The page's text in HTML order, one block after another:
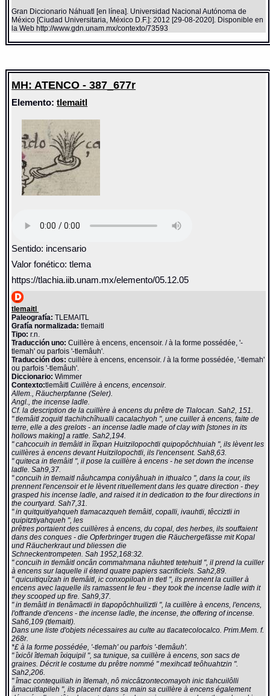
Gran Diccionario Náhuatl [en línea]. Universidad Nacional Autónoma de
México [Ciudad Universitaria, México D.F.]: 2012 [29-08-2020]. Disponible en
la Web http://www.gdn.unam.mx/contexto/73593
MH: ATENCO - 387_677r
Elemento:tlemaitl
Sentido: incensario
Valor fonético: tlema
https://tlachia.iib.unam.mx/elemento/05.12.05
tlemaitl
Paleografía: TLEMAITL
Grafía normalizada: tlemaitl
Tipo: r.n.
Traducción uno: Cuillère à encens, encensoir. / à la forme possédée, '-
tlemah' ou parfois '-tlemâuh'.
Traducción dos: cuillère à encens, encensoir. / à la forme possédée, '-tlemah'
ou parfois '-tlemâuh'.
Diccionario:Wimmer
Contexto:tlemâitlCuillère à encens, encensoir.
Allem., Räucherpfanne (Seler).
Angl., the incense ladle.
Cf. la description de la cuillère à encens du prêtre de Tlalocan. Sah2, 151.
" tlemâitl zoquitl tlachihchîhualli cacalachyoh ", une cuiller à encens, faite de
terre, elle a des grelots - an incense ladle made of clay with [stones in its
hollows making] a rattle. Sah2,194.
" cahcocuih in tlemâitl in îîxpan Huitzilopochtli quipopôchhuiah ", ils lèvent les
cuillères à encens devant Huitzilopochtli, ils l'encensent. Sah8,63.
" quiteca in tlemâitl ", il pose la cuillère à encens - he set down the incense
ladle. Sah9,37.
" concuih in tlemaitl nâuhcampa coniyâhuah in ithualco ", dans la cour, ils
prennent l'encensoir et le lèvent rituellement dans les quatre direction - they
grasped his incense ladle, and raised it in dedication to the four directions in
the courtyard. Sah7,31.
" in quitquitiyahqueh tlamacazqueh tlemâitl, copalli, ivauhtli, têcciztli in
quipitztiyahqueh ", les
prêtres portaient des cuillères à encens, du copal, des herbes, ils souffaient
dans des conques - die Opferbringer trugen die Räuchergefässe mit Kopal
und Räucherkraut und bliessen die
Schneckentrompeten. Sah 1952,168:32.
" concuih in tlemâitl oncân commahmana nâuhtetl tetehuitl ", il prend la cuiller
à encens sur laquelle il étend quatre papiers sacrificiels. Sah2,89.
" quicuitiquîzah in tlemâitl, ic conxopiloah in tletl ", ils prennent la cuiller à
encens avec laquelle ils ramassent le feu - they took the incense ladle with it
they scooped up fire. Sah9,37.
" in tlemâitl in tlenâmactli in tlapopôchhuiliztli ", la cuillère à encens, l'encens,
l'offrande d'encens - the incense ladle, the incense, the offering of incense.
Sah6,109 (tlemaitl).
Dans une liste d'objets nécessaires au culte au tlacatecolocalco. Prim.Mem. f.
268r.
*£ à la forme possédée, '-tlemah' ou parfois '-tlemâuh'.
" îxicôl îtlemah îxiquipil ", sa tunique, sa cuillère à encens, son sacs de
graines. Décrit le costume du prêtre nommé " mexihcatl teôhuahtzin ".
Sah2,206.
" îmac contequiliah in îtlemah, nô miccâtzontecomayoh inic tlahcuilôlli
âmacuitlapileh ", ils placent dans sa main sa cuillère à encens également